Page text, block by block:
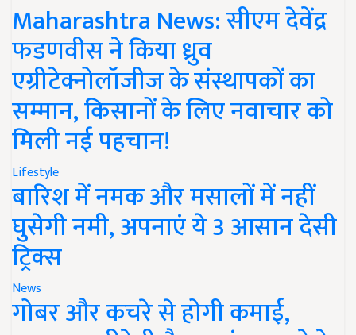
Maharashtra News: सीएम देवेंद्र
फडणवीस ने किया ध्रुव
एग्रीटेक्नोलॉजीज के संस्थापकों का
सम्मान, किसानों के लिए नवाचार को
मिली नई पहचान!
Lifestyle
बारिश में नमक और मसालों में नहीं
घुसेगी नमी, अपनाएं ये 3 आसान देसी
ट्रिक्स
News
गोबर और कचरे से होगी कमाई,